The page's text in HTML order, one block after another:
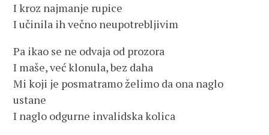
I kroz najmanje rupice
I učinila ih večno neupotrebljivim
Pa ikao se ne odvaja od prozora
I maše, već klonula, bez daha
Mi koji je posmatramo želimo da ona naglo
ustane
I naglo odgurne invalidska kolica